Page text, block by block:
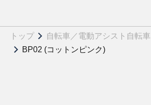
トップ
自転車／電動アシスト自転車
BP02 (コットンピンク)